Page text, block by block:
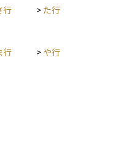
インデックスファンド
行 > た行
行 > や行